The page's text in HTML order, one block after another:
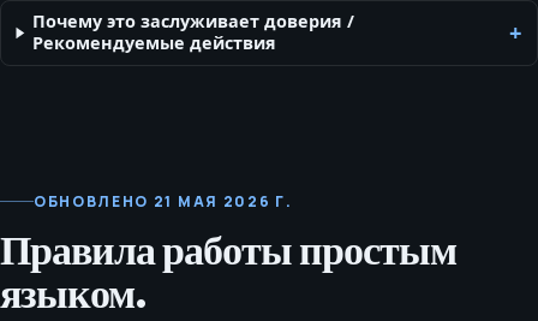
Почему это заслуживает доверия /
Рекомендуемые действия
ОБНОВЛЕНО 21 МАЯ 2026 Г.
Правила работы простым
языком.